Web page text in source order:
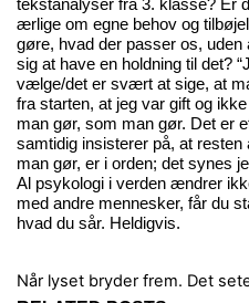
tekstanalyser fra 3. klasse? Er
ærlige om egne behov og
gøre, hvad der passer os,
sig at have en holdning til det?
vælge/det er svært at sige, at
fra starten, at jeg var gift og
man gør, som man gør. Det er
samtidig insisterer på, at
man gør, er i orden; det synes
Al psykologi i verden ændrer
med andre mennesker, får du
hvad du sår. Heldigvis.
Når lyset bryder frem. Det